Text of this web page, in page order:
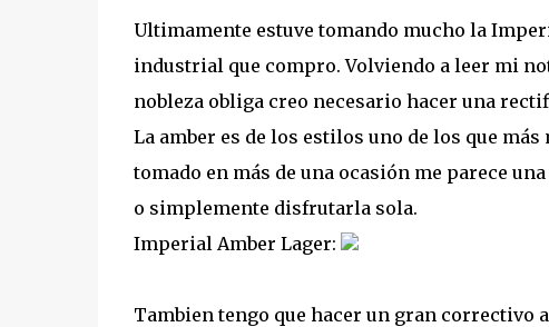
Ultimamente estuve tomando mucho la
industrial que compro. Volviendo a leer mi
nobleza obliga creo necesario hacer una
La amber es de los estilos uno de los que
tomado en más de una ocasión me parece
o simplemente disfrutarla sola.
Imperial Amber Lager:
Tambien tengo que hacer un gran correctivo